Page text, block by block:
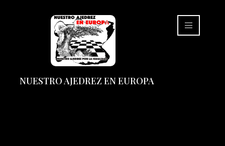
NUESTRO AJEDREZ EN EUROPA